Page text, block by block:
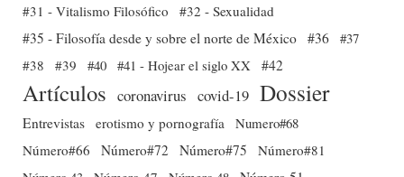
#31 - Vitalismo Filosófico
#32 - Sexualidad
#35 - Filosofía desde y sobre el norte de México #36 #37
#38
#39 #40 #41 - Hojear el siglo XX #42
Artículos coronavirus covid-19 Dossier
Entrevistas erotismo y pornografía
Numero#68
Número#66
Número#72 Número#75
Número#81